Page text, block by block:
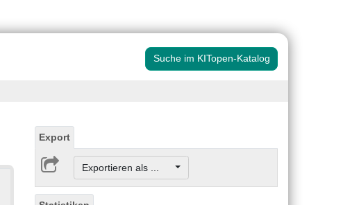
Suche im KITopen-Katalog
Export
Exportieren als ...